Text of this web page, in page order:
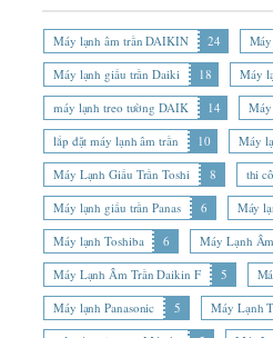
Máy lạnh âm trần DAIKIN 24
Máy lạnh giấu trần Daiki
18 Máy
máy lạnh treo tường DAIK
14
lắp đặt máy lạnh âm trần
10 Máy
Máy Lạnh Giấu Trần Toshi
8 thi
Máy lạnh giấu trần Panas
6 Máy
Máy lạnh Toshiba
6 Máy Lạnh
Máy Lạnh Âm Trần Daikin F
5
Máy lạnh Panasonic
5 Máy Lạnh